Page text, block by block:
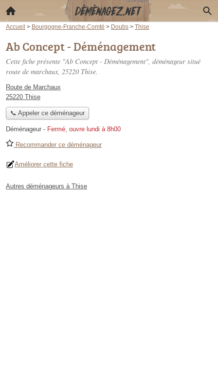
Accueil > Bourgogne-Franche-Comté > Doubs > Thise
Ab Concept - Déménagement
Cette fiche présente "Ab Concept - Déménagement", déménageur situé
route de marchaux, 25220 Thise.
Route de Marchaux
25220 Thise
📞 Appeler ce déménageur
Déménageur - Fermé, ouvre lundi à 8h00
Recommander ce déménageur
Améliorer cette fiche
Autres déménageurs à Thise